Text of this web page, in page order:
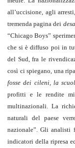
all’uccisione, agli
tremenda pagina dei
“Chicago Boys”
che si è diffuso poi in
del Sud, fra le
così ci spiegano, una
fosse dei cileni, la
profitti e le rendite
multinazionali. La
naturali del paese
nazionale”. Gli analisti
indicatori della ripresa